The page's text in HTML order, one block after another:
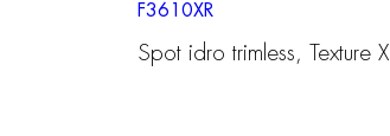
F3610XR
Spot idro trimless, Texture X